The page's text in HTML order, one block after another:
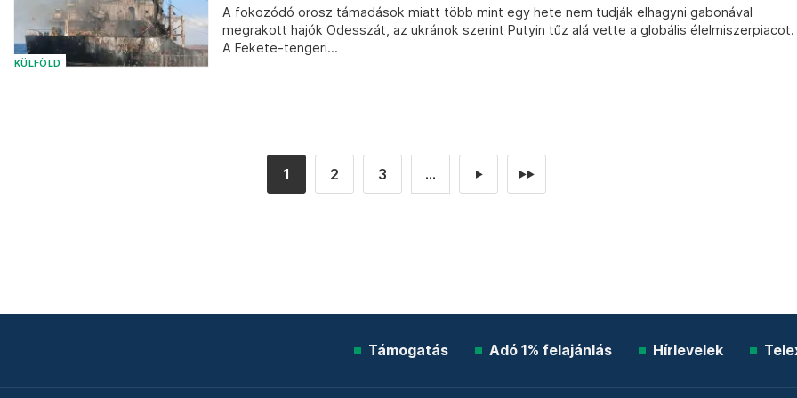
KÜLFÖLD
A fokozódó orosz támadások miatt több mint egy hete nem tudják elhagyni gabonával
megrakott hajók Odesszát, az ukránok szerint Putyin tűz alá vette a globális élelmiszerpiacot.
A Fekete-tengeri...
1 2 3 ... ► ►►
Támogatás Adó 1% felajánlás Hírlevelek